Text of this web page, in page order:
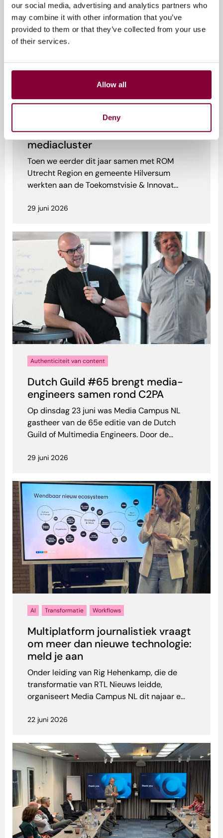
our social media, advertising and analytics partners who
may combine it with other information that you’ve
provided to them or that they’ve collected from your use
of their services.
Allow all
Deny
Strategie
MCNL Signals #2: Van Hollywood
naar Silicon Beach; een reality
check voor het Nederlandse
mediacluster
Toen we eerder dit jaar samen met ROM
Utrecht Region en gemeente Hilversum
werkten aan de Toekomstvisie & Innovat...
29 juni 2026
Authenticiteit van content
Dutch Guild #65 brengt media-
engineers samen rond C2PA
Op dinsdag 23 juni was Media Campus NL
gastheer van de 65e editie van de Dutch
Guild of Multimedia Engineers. Door de...
29 juni 2026
AI Transformatie Workflows
Multiplatform journalistiek vraagt
om meer dan nieuwe technologie:
meld je aan
Onder leiding van Rig Hehenkamp, die de
transformatie van RTL Nieuws leidde,
organiseert Media Campus NL dit najaar e...
22 juni 2026